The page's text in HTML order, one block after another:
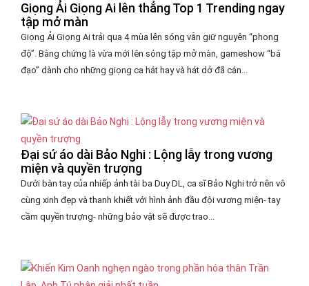
Giọng Ải Giọng Ai lên thẳng Top 1 Trending ngay
tập mở màn
Giọng Ải Giọng Ai trải qua 4 mùa lên sóng vẫn giữ nguyên “phong
độ”. Bằng chứng là vừa mới lên sóng tập mở màn, gameshow “bá
đạo” dành cho những giọng ca hát hay và hát dở đã cán...
Đại sứ áo dài Bảo Nghi : Lộng lẫy trong vương
miện và quyền trượng
Dưới bàn tay của nhiếp ảnh tài ba Duy DL, ca sĩ Bảo Nghi trở nên vô
cùng xinh đẹp và thanh khiết với hình ảnh đầu đội vương miện- tay
cầm quyền trượng- những bảo vật sẽ được trao...